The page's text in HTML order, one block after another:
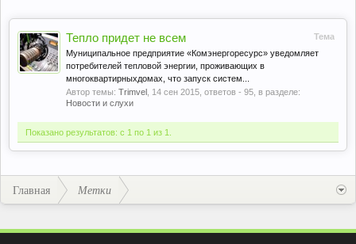
Тема
Тепло придет не всем
Муниципальное предприятие «Комэнергоресурс» уведомляет
потребителей тепловой энергии, проживающих в
многоквартирныхдомах, что запуск систем...
Автор темы: Trimvel 14 сен 2015 , ответов - 95, в разделе:
Новости и слухи
Показано результатов: с 1 по 1 из 1.
Главная Метки